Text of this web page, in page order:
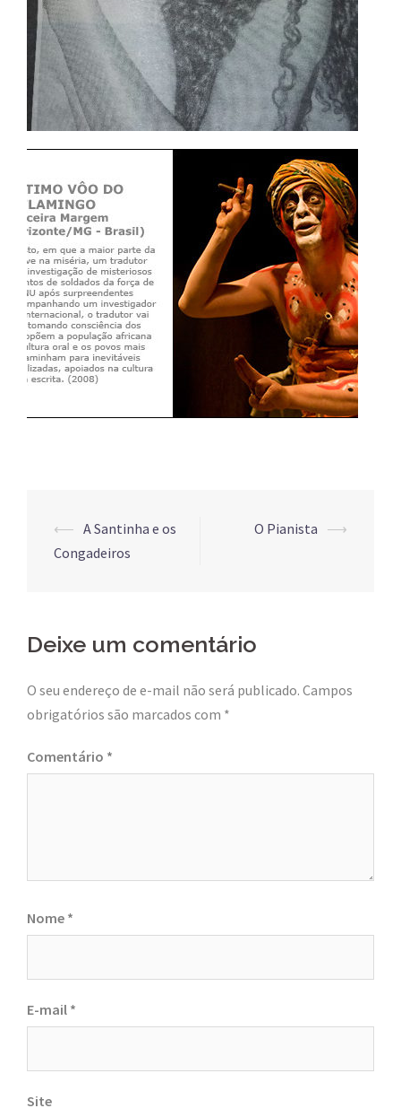
Post
navigation
⟵ A Santinha e os
Congadeiros
O Pianista ⟶
Deixe um comentário
O seu endereço de e-mail não será publicado. Campos
obrigatórios são marcados com *
Comentário *
Nome *
E-mail *
Site